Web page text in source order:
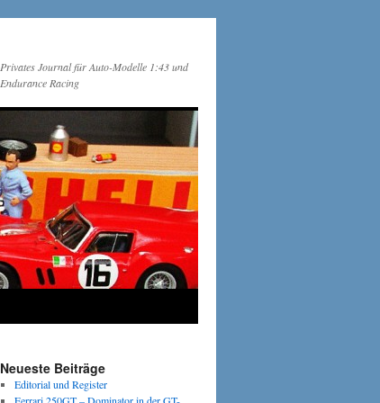
Privates Journal für Auto-Modelle 1:43 und
Endurance Racing
Neueste Beiträge
Editorial und Register